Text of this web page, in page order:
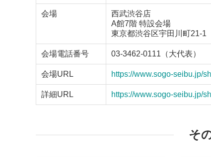
会場
西武渋谷店
A館7階 特設会場
東京都渋谷区宇田川町21-1
会場電話番号 03-3462-0111（大代表）
会場URL https://www.sogo-seibu.jp/
詳細URL https://www.sogo-seibu.jp/
そ